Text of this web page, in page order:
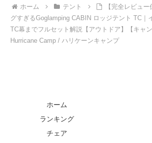
ホーム テント
【完全レビュ
グすぎるGoglamping CABIN ロッジテント TC｜
TC幕までフルセット解説【アウトドア】【キャ
Hurricane Camp / ハリケーンキャンプ
ホーム
ランキング
チェア